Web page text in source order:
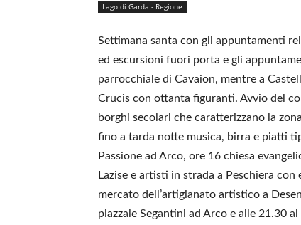
Lago di Garda - Regione
Settimana santa con gli appuntamenti
ed escursioni fuori porta e gli
parrocchiale di Cavaion, mentre a
Crucis con ottanta figuranti. Avvio del
borghi secolari che caratterizzano la
fino a tarda notte musica, birra e piatti
Passione ad Arco, ore 16 chiesa
Lazise e artisti in strada a Peschiera
mercato dell’artigianato artistico a
piazzale Segantini ad Arco e alle 21.30